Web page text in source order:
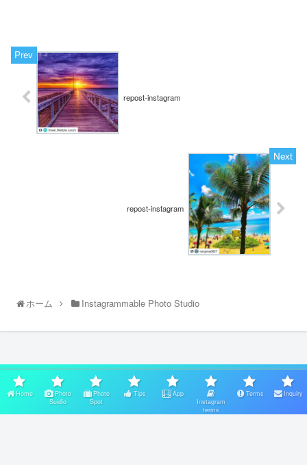
repost-instagram
repost-instagram
ホーム Instagrammable Photo Studio
スポンサーリンク
Home
Photo
Suidio
Photo
Spot
Tips
App
Instagram
terms
Terms Inquiry